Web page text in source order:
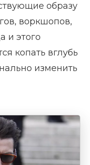
образу
воркшопов,
и этого
копать вглубь
изменить